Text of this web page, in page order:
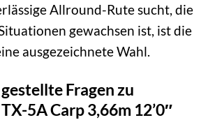
Allround-Rute sucht, die
gewachsen ist, ist die
ausgezeichnete Wahl.
Fragen zu
5A Carp 3,66m 12’0″